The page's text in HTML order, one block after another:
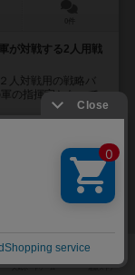
が対戦する2人用戦
人対戦用の戦略バ
の指揮官となって
（Miwa Watanabe）